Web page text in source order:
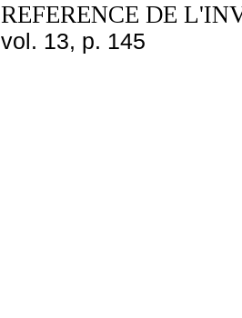
REFERENCE DE
vol. 13, p. 145